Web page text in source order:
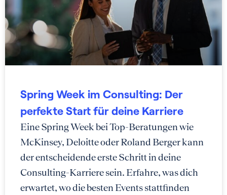
Spring Week im Consulting: Der
perfekte Start für deine Karriere
Eine Spring Week bei Top-Beratungen wie
McKinsey, Deloitte oder Roland Berger kann
der entscheidende erste Schritt in deine
Consulting-Karriere sein. Erfahre, was dich
erwartet, wo die besten Events stattfinden